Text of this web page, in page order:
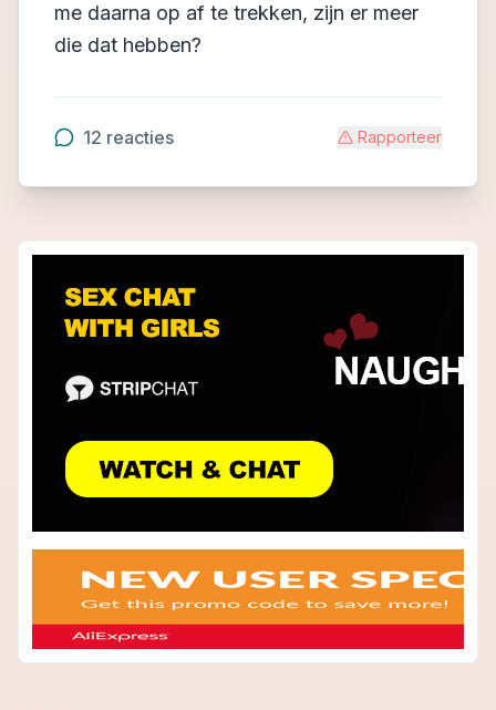
me daarna op af te trekken, zijn er meer
die dat hebben?
12 reacties Rapporteer